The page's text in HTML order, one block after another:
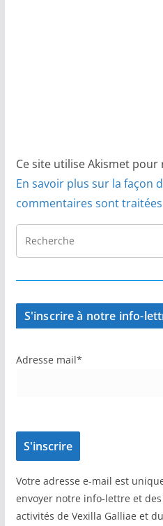
Ce site utilise Akismet
En savoir plus sur la façon
commentaires sont traitées
S'inscrire à notre info-
Adresse mail*
Votre adresse e-mail est
envoyer notre info-lettre et
activités de Vexilla Galliae et